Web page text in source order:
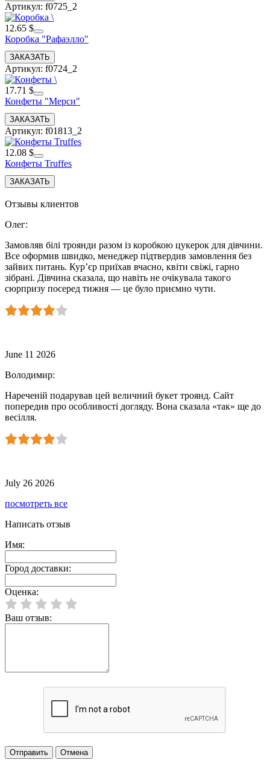
Артикул: f0725_2
12.65 $
Коробка "Рафаэлло"
Артикул: f0724_2
17.71 $
Конфеты "Мерси"
Артикул: f01813_2
12.08 $
Конфеты Truffes
Отзывы клиентов
Олег:
Замовляв білі троянди разом із коробкою цукерок для дівчини.
Все оформив швидко, менеджер підтвердив замовлення без
зайвих питань. Кур’єр приїхав вчасно, квіти свіжі, гарно
зібрані. Дівчина сказала, що навіть не очікувала такого
сюрпризу посеред тижня — це було приємно чути.
June 11 2026
Володимир:
Нареченій подарував цей величний букет троянд. Сайт
попередив про особливості догляду. Вона сказала «так» ще до
весілля.
July 26 2026
посмотреть все
Написать отзыв
Имя:
Город доставки:
Оценка:
Ваш отзыв: